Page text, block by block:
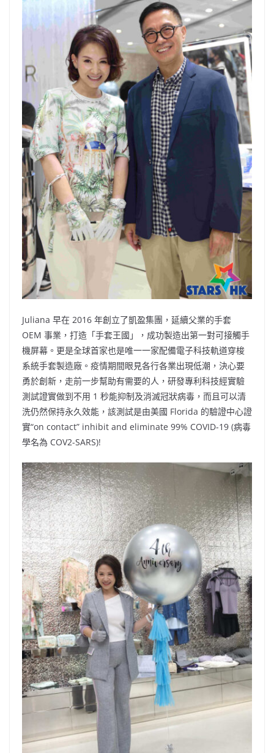
Juliana 早在 2016 年創立了凱盈集團，延續父業的手套
OEM 事業，打造「手套王國」，成功製造出第一對可接觸手
機屏幕。更是全球首家也是唯一一家配備電子科技軌道穿梭
系統手套製造廠。疫情期間眼見各行各業出現低潮，決心要
勇於創新，走前一步幫助有需要的人，研發專利科技經實驗
測試證實做到不用 1 秒能抑制及消滅冠狀病毒，而且可以清
洗仍然保持永久效能，該測試是由美國 Florida 的驗證中心證
實“on contact” inhibit and eliminate 99% COVID-19 (病毒
學名為 COV2-SARS)!